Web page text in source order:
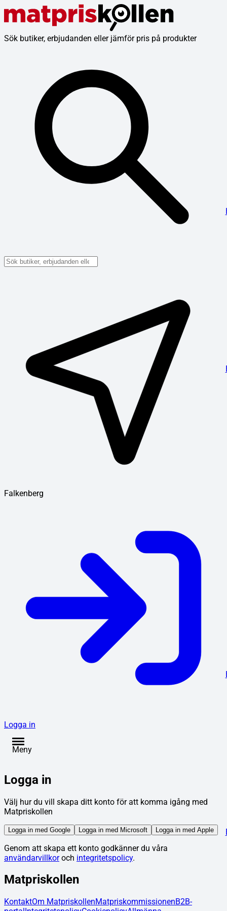
Sök butiker, erbjudanden eller jämför pris på produkter
Falkenberg
Logga in
Meny
Logga in
Välj hur du vill skapa ditt konto för att komma igång med
Matpriskollen
Logga in med Google Logga in med Microsoft Logga in med Apple
Genom att skapa ett konto godkänner du våra
användarvillkor och integritetspolicy.
Matpriskollen
KontaktOm MatpriskollenMatpriskommissionenB2B-